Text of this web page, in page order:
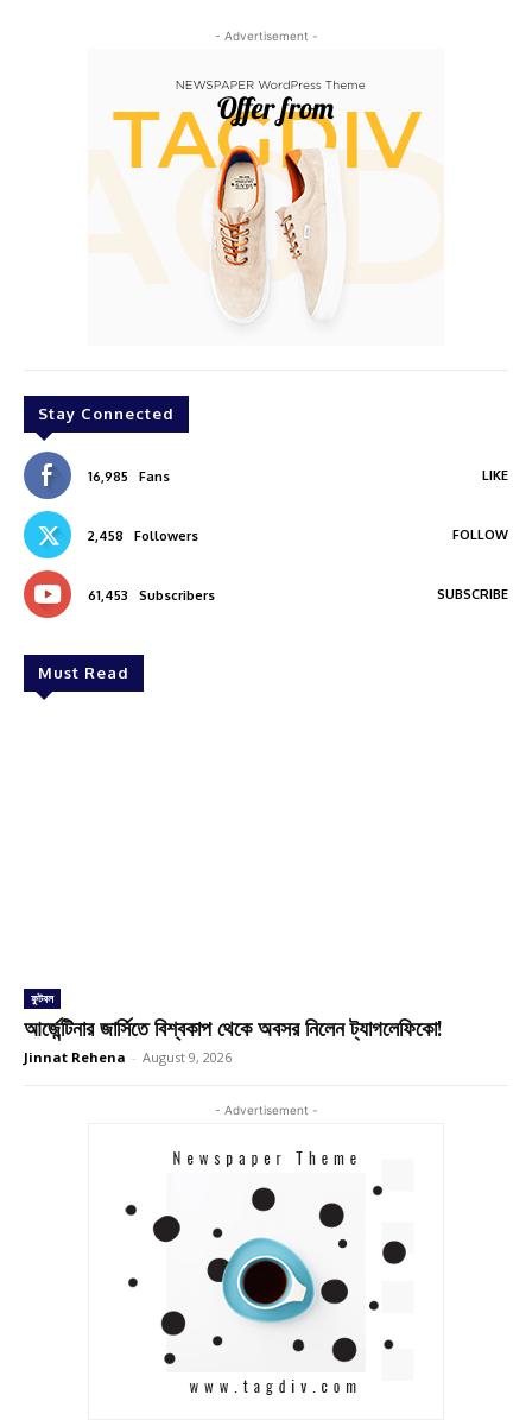
- Advertisement -
Stay Connected
16,985 Fans LIKE
2,458 Followers FOLLOW
61,453 Subscribers SUBSCRIBE
Must Read
ফুটবল
আর্জেন্টিনার জার্সিতে বিশ্বকাপ থেকে অবসর নিলেন ট্যাগলেফিকো!
Jinnat Rehena - August 9, 2026
- Advertisement -